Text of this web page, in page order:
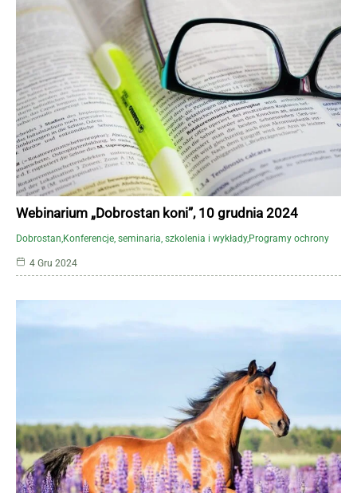
Dobrostan Konferencje, seminaria, szkolenia i wykłady Programy ochrony
Webinarium „Dobrostan koni”, 10 grudnia 2024
4 Gru 2024